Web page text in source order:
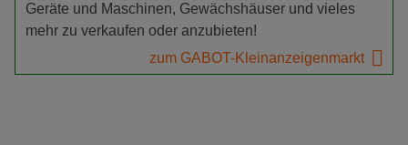
Geräte und Maschinen, Gewächshäuser und vieles
mehr zu verkaufen oder anzubieten!
zum GABOT-Kleinanzeigenmarkt